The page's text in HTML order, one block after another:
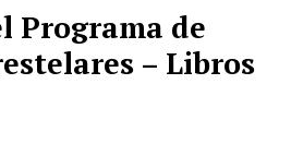
Programa de
– Libros